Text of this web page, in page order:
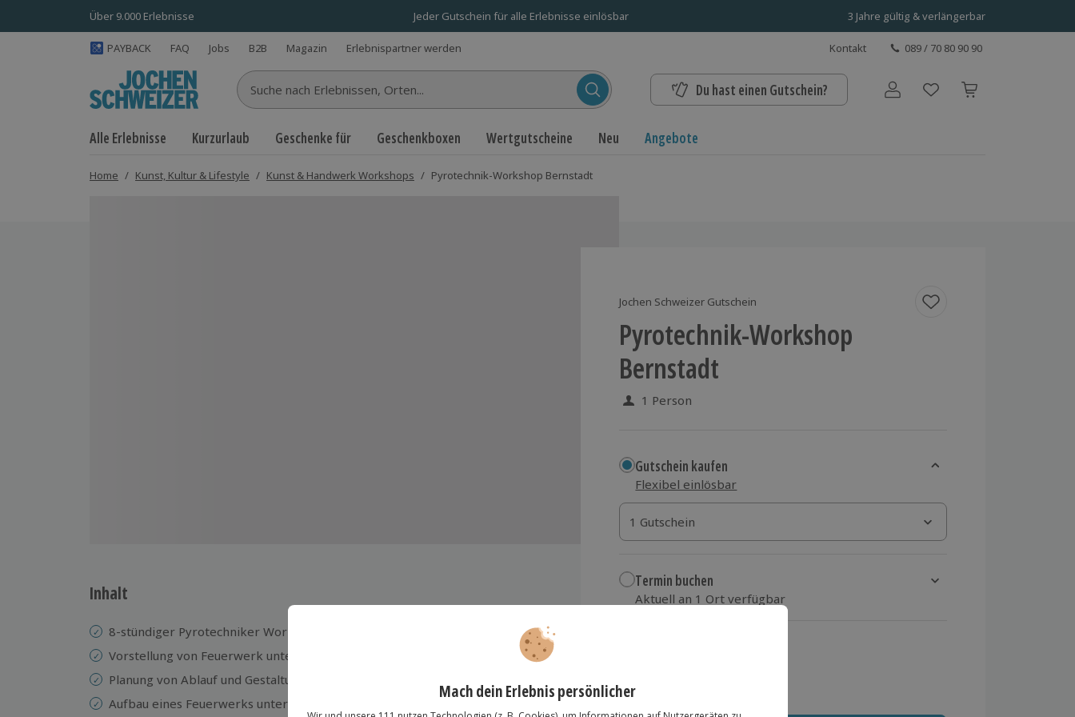
Über 9.000 Erlebnisse Jeder Gutschein für alle Erlebnisse einlösbar 3 Jahre gültig & verlängerbar
PAYBACK FAQ Jobs B2B Magazin Erlebnispartner werden Kontakt 089 / 70 80 90 90
Suche nach Erlebnissen... Du hast einen Gutschein? Benutzerkonto
Alle Erlebnisse Kurzurlaub Geschenke für Geschenkboxen Wertgutscheine Neu Angebote
Home / Kunst, Kultur & Lifestyle / Kunst & Handwerk Workshops / Pyrotechnik-Workshop Bernstadt
Jochen Schweizer Gutschein
Pyrotechnik-Workshop
Bernstadt
1 Person
Gutschein kaufen
Flexibel einlösbar
1 Gutschein
1 Gutschein
1 Gutschein
Termin buchen
Aktuell an 1 Ort verfügbar
zzgl. Versand
Inhalt
8-stündiger Pyrotechniker Workshop
Vorstellung von Feuerwerk unterschiedlicher Kategorie
Planung von Ablauf und Gestaltung eines Feuerwerks
Aufbau eines Feuerwerks unter Anleitung